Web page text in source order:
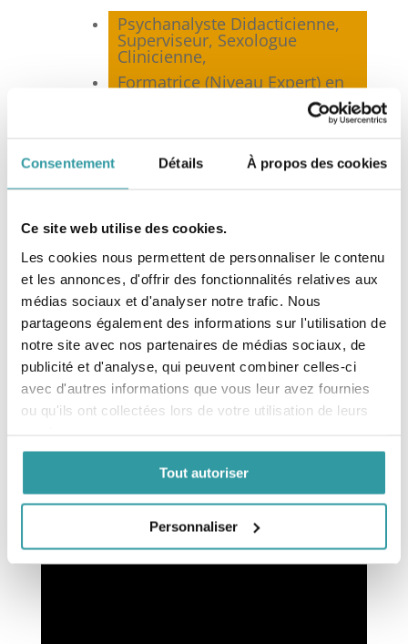
Consentement Détails À propos des cookies
Ce site web utilise des cookies.
Les cookies nous permettent de personnaliser le contenu
et les annonces, d'offrir des fonctionnalités relatives aux
médias sociaux et d'analyser notre trafic. Nous
partageons également des informations sur l'utilisation de
notre site avec nos partenaires de médias sociaux, de
publicité et d'analyse, qui peuvent combiner celles-ci
avec d'autres informations que vous leur avez fournies
ou qu'ils ont collectées lors de votre utilisation de leurs
Tout autoriser
Personnaliser
Psychanalyste Didacticienne,
Superviseur, Sexologue
Clinicienne,
Formatrice (Niveau Expert) en
Nationale de Psychanalyse
(FNP)*, Marseille,
de Psychanalyse
Membre du Syndicat National
des Sexologues Cliniciens
(SNSC), Toulouse,
Membre de la Société
Française de Sexologie
Clinique (SFSC), Paris.
Financement des formations
répertoireDataDock
à partir du 15/05/2019 sous le
numéro
0064234.